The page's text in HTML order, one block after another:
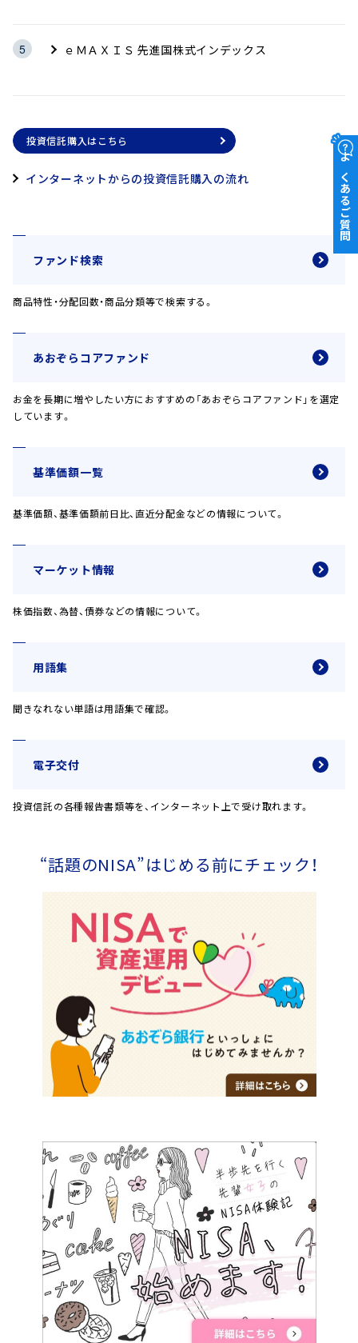
ｅＭＡＸＩＳ 先進国株式インデックス
投資信託購入はこちら
インターネットからの投資信託購入の流れ
ファンド検索
商品特性・分配回数・商品分類等で検索する。
あおぞらコアファンド
お金を長期に増やしたい方におすすめの「あおぞらコアファンド」を選定
しています。
基準価額一覧
基準価額、基準価額前日比、直近分配金などの情報について。
マーケット情報
株価指数、為替、債券などの情報について。
用語集
聞きなれない単語は用語集で確認。
電子交付
投資信託の各種報告書類等を、インターネット上で受け取れます。
“話題のNISA”はじめる前にチェック！
よくあるご質問